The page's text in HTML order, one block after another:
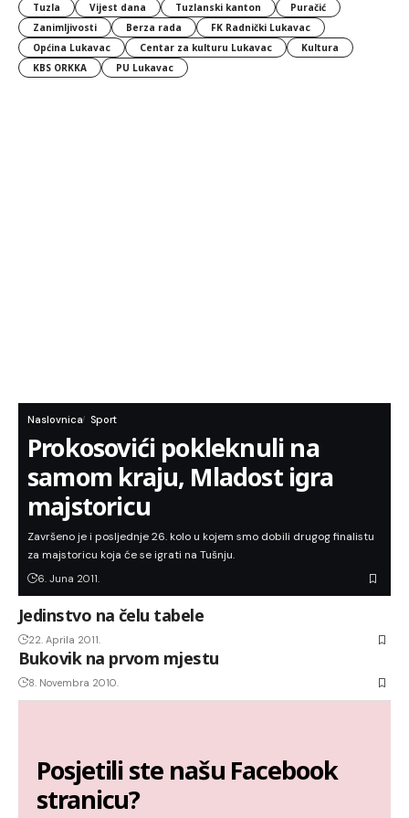
Tuzla
Vijest dana Tuzlanski kanton
Puračić
Zanimljivosti
Berza rada
FK Radnički Lukavac
Općina Lukavac
Centar za kulturu Lukavac
Kultura
KBS ORKKA
PU Lukavac
Naslovnica Sport
Prokosovići pokleknuli na
samom kraju, Mladost igra
majstoricu
Završeno je i posljednje 26. kolo u kojem smo dobili drugog finalistu
za majstoricu koja će se igrati na Tušnju.
6. Juna 2011.
Jedinstvo na čelu tabele
22. Aprila 2011.
Bukovik na prvom mjestu
8. Novembra 2010.
Posjetili ste našu Facebook
stranicu?